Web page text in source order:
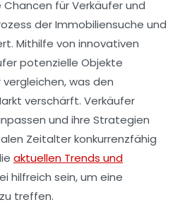
für Verkäufer und
der Immobiliensuche und
Mithilfe von innovativen
potenzielle Objekte
was den
verschärft. Verkäufer
und ihre Strategien
Zeitalter konkurrenzfähig
aktuellen Trends und
hilfreich sein, um eine
treffen.